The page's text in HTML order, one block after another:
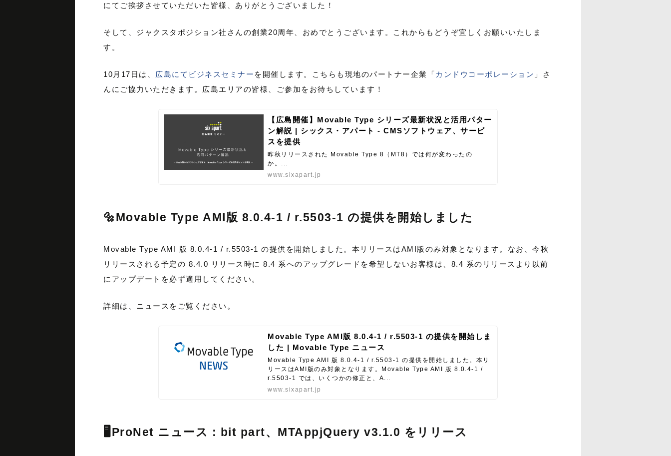
にてご挨拶させていただいた皆様、ありがとうございました！
そして、ジャクスタポジション社さんの創業20周年、おめでとうございます。これからもどうぞ宜しくお願いいたしま
す。
10月17日は、 広島にてビジネスセミナー を開催します。こちらも現地のパートナー企業「 カンドウコーポレーション 」さ
んにご協力いただきます。広島エリアの皆様、ご参加をお待ちしています！
【広島開催】Movable Type シリーズ最新状況と活用パター
ン解説 | シックス・アパート - CMSソフトウェア、サービ
スを提供
昨秋リリースされた Movable Type 8（MT8）では何が変わったの
か。...
www.sixapart.jp
🔩Movable Type AMI版 8.0.4-1 / r.5503-1 の提供を開始しました
Movable Type AMI 版 8.0.4-1 / r.5503-1 の提供を開始しました。本リリースはAMI版のみ対象となります。なお、今秋
リリースされる予定の 8.4.0 リリース時に 8.4 系へのアップグレードを希望しないお客様は、8.4 系のリリースより以前
にアップデートを必ず適用してください。
詳細は、ニュースをご覧ください。
Movable Type AMI版 8.0.4-1 / r.5503-1 の提供を開始しま
した | Movable Type ニュース
Movable Type AMI 版 8.0.4-1 / r.5503-1 の提供を開始しました。本リ
リースはAMI版のみ対象となります。Movable Type AMI 版 8.0.4-1 /
r.5503-1 では、いくつかの修正と、A...
www.sixapart.jp
🖥ProNet ニュース：bit part、MTAppjQuery v3.1.0 をリリース